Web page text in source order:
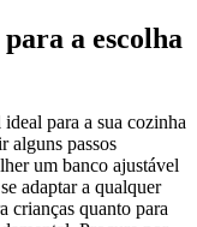
a escolha
para a sua cozinha
alguns passos
um banco ajustável
adaptar a qualquer
crianças quanto para